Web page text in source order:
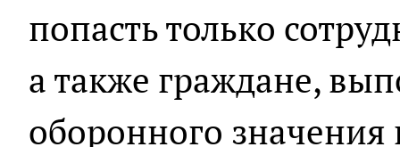
попасть только
а также граждане,
оборонного